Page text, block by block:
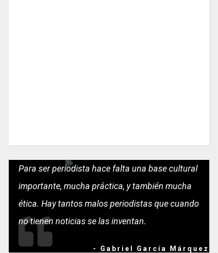
Para ser periodista hace falta una base cultural
importante, mucha práctica, y también mucha
ética. Hay tantos malos periodistas que cuando
no tienen noticias se las inventan.
- Gabriel García Márquez